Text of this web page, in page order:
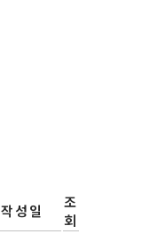
작성일
조
회